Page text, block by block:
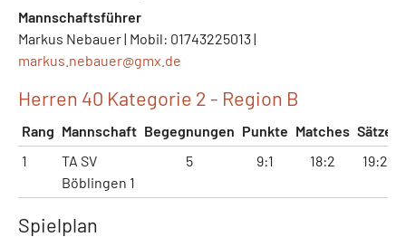
Mannschaftsführer
Markus Nebauer | Mobil: 01743225013 |
markus.nebauer@gmx.de
Herren 40 Kategorie 2 - Region B
Rang Mannschaft Begegnungen Punkte Matches Sätze
1
TA SV
Böblingen 1
5 9:1 18:2 19:2
Spielplan